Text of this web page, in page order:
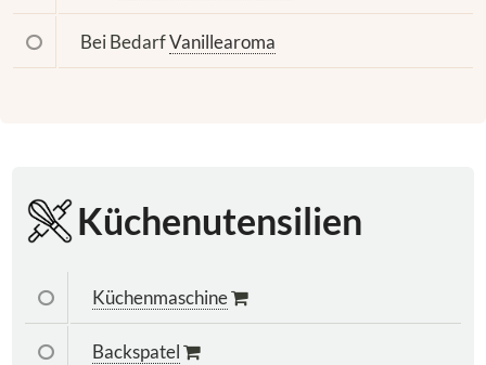
Bei BedarfVanillearoma
Küchenutensilien
Küchenmaschine
Backspatel